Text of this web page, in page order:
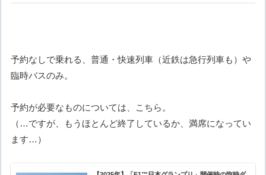
予約なしで乗れる、普通・快速列車（近鉄は急行列車も）や
臨時バスのみ。
予約が必要なものについては、こちら。
（…ですが、もうほとんど終了しているか、満席になってい
ます…）